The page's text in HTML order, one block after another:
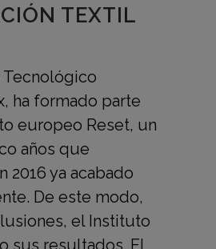
TEXTIL
ha formado parte
europeo Reset, un
años que
2016 ya acabado
De este modo,
el Instituto